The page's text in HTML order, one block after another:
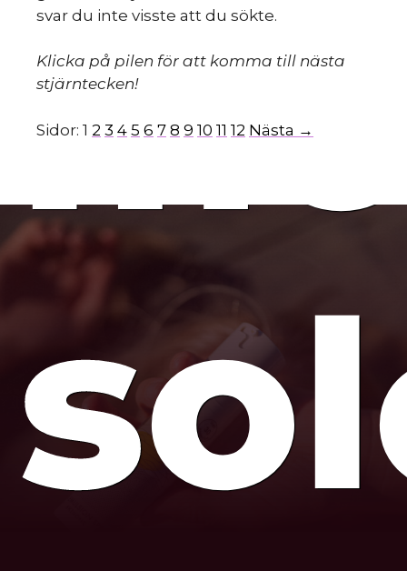
svar du inte visste att du sökte.
Klicka på pilen för att komma till nästa
stjärntecken!
Sidor: 1 2 3 4 5 6 7 8 9 10 11 12 Nästa →